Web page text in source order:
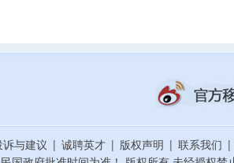
诉与建议 | 诚聘英才 | 版权声明 | 联系我们 |